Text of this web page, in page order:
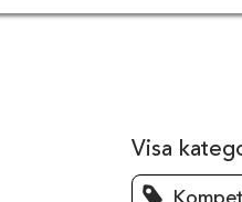
Visa